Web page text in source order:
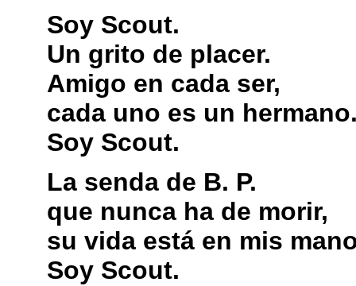
Soy Scout.
Un grito de placer.
Amigo en cada ser,
cada uno es un
Soy Scout.
La senda de B. P.
que nunca ha de morir,
su vida está en mis
Soy Scout.